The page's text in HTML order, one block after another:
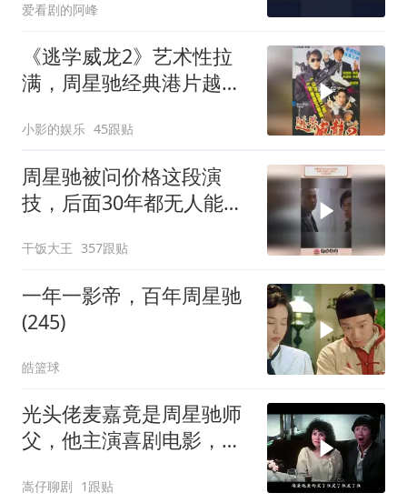
爱看剧的阿峰
《逃学威龙2》艺术性拉
满，周星驰经典港片越品
小影的娱乐 45跟贴
周星驰被问价格这段演
技，后面30年都无人能
干饭大王 357跟贴
一年一影帝，百年周星驰
(245)
皓篮球
光头佬麦嘉竟是周星驰师
父，他主演喜剧电影，承
嵩仔聊剧 1跟贴